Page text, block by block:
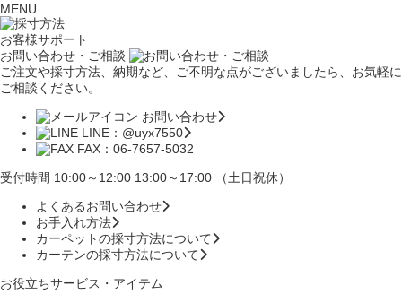
MENU
お客様サポート
お問い合わせ・ご相談
ご注文や採寸方法、納期など、ご不明な点がございましたら、お気軽に
ご相談ください。
お問い合わせ
LINE：@uyx7550
FAX：06-7657-5032
受付時間 10:00～12:00 13:00～17:00 （土日祝休）
よくあるお問い合わせ
お手入れ方法
カーペットの採寸方法について
カーテンの採寸方法について
お役立ちサービス・アイテム